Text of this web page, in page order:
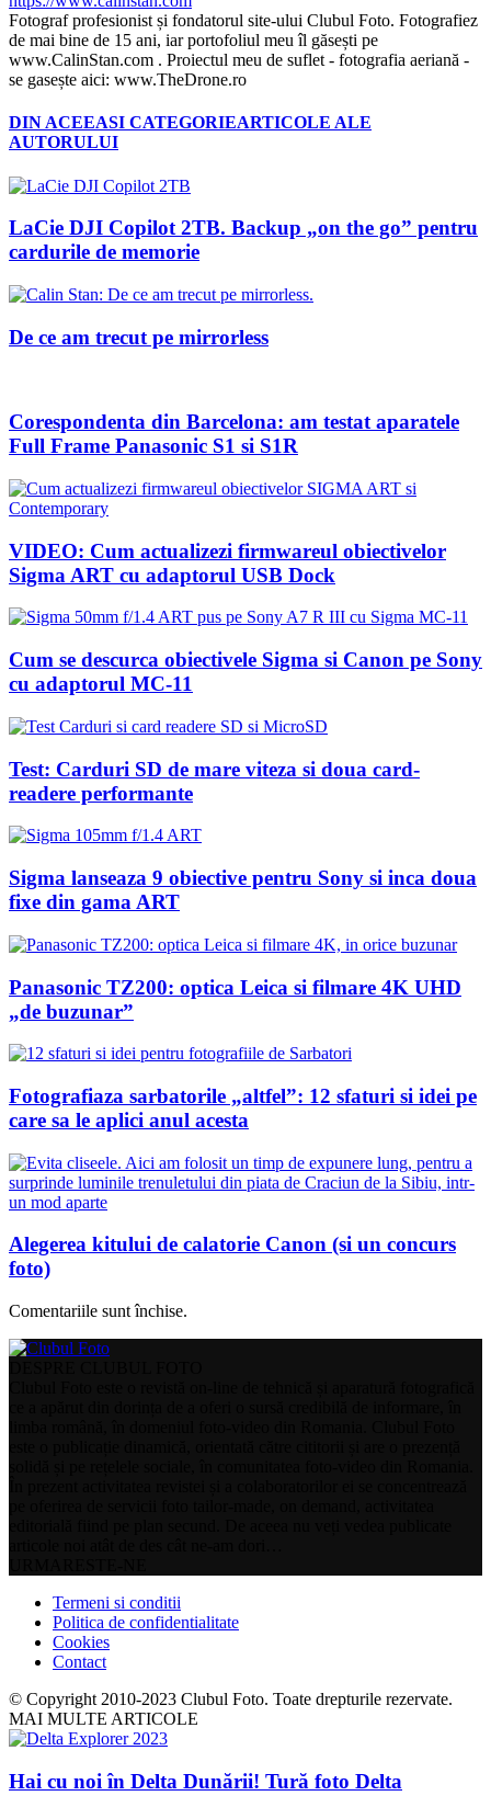
Fotograf profesionist și fondatorul site-ului Clubul Foto. Fotografiez
de mai bine de 15 ani, iar portofoliul meu îl găsești pe
www.CalinStan.com . Proiectul meu de suflet - fotografia aeriană -
se gasește aici: www.TheDrone.ro
DIN ACEEASI CATEGORIEARTICOLE ALE
AUTORULUI
LaCie DJI Copilot 2TB. Backup „on the go” pentru
cardurile de memorie
De ce am trecut pe mirrorless
Corespondenta din Barcelona: am testat aparatele
Full Frame Panasonic S1 si S1R
VIDEO: Cum actualizezi firmwareul obiectivelor
Sigma ART cu adaptorul USB Dock
Cum se descurca obiectivele Sigma si Canon pe Sony
cu adaptorul MC-11
Test: Carduri SD de mare viteza si doua card-
readere performante
Sigma lanseaza 9 obiective pentru Sony si inca doua
fixe din gama ART
Panasonic TZ200: optica Leica si filmare 4K UHD
„de buzunar”
Fotografiaza sarbatorile „altfel”: 12 sfaturi si idei pe
care sa le aplici anul acesta
Alegerea kitului de calatorie Canon (si un concurs
foto)
Comentariile sunt închise.
Termeni si conditii
Politica de confidentialitate
Cookies
Contact
© Copyright 2010-2023 Clubul Foto. Toate drepturile rezervate.
MAI MULTE ARTICOLE
Hai cu noi în Delta Dunării! Tură foto Delta